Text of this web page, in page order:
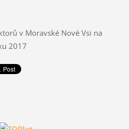
v Moravské Nové Vsi na
2017